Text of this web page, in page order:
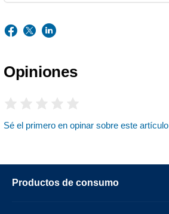
Opiniones
Sé el primero en opinar sobre este artículo
Productos de consumo